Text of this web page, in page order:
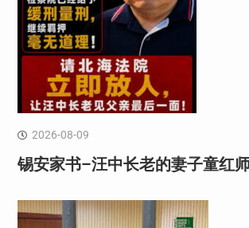
2026-08-09
锡安家书–汪中长老的妻子童红⁩